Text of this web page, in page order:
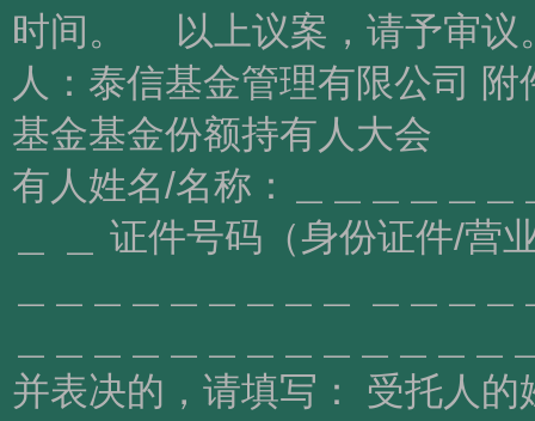
时间。 以上议案
人：泰信基金管理有限公司
基金基金份额持有
有人姓名/名称：＿＿＿＿＿
＿ ＿ 证件号码（身份证件/营
并表决的，请填写： 受托人